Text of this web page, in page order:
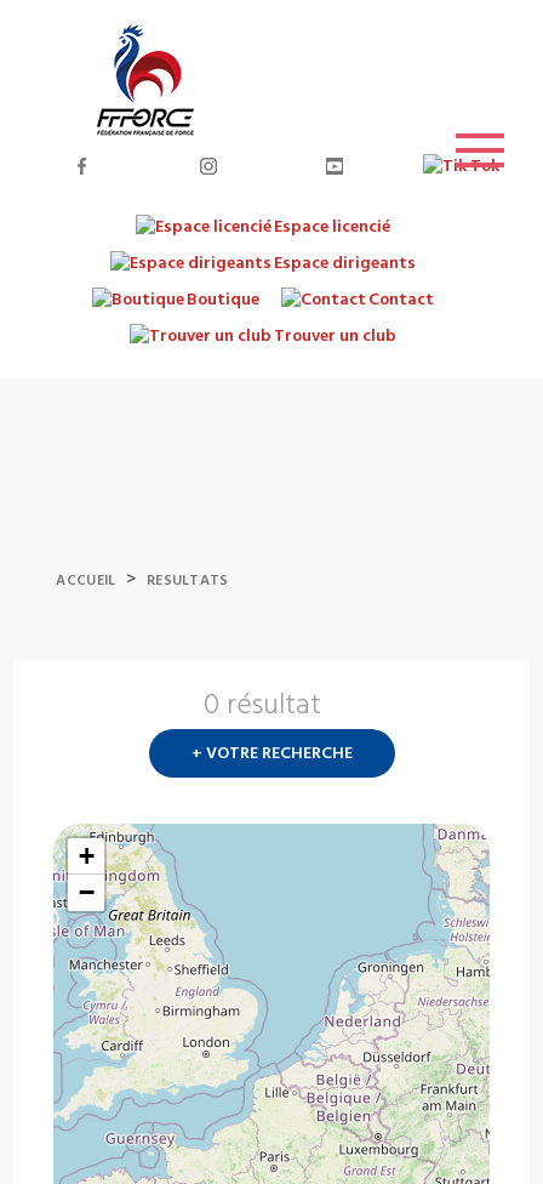
Espace licencié
Espace dirigeants
Boutique
Contact
Trouver un club
ACCUEIL > RESULTATS
0 résultat
+ VOTRE RECHERCHE
+
−